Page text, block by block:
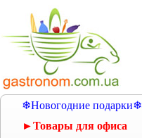
❄Новогодние подарки❄
►Товары для офиса